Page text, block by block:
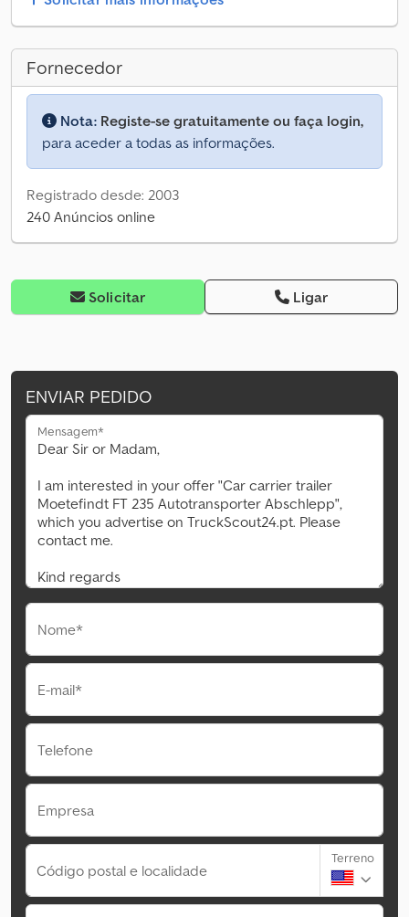
Fornecedor
Nota: Registe-se gratuitamente ou faça login,
para aceder a todas as informações.
Registrado desde: 2003
240 Anúncios online
Solicitar Ligar
ENVIAR PEDIDO
Mensagem*
Nome*
E-mail*
Telefone
Empresa
Código postal e localidade
Terreno